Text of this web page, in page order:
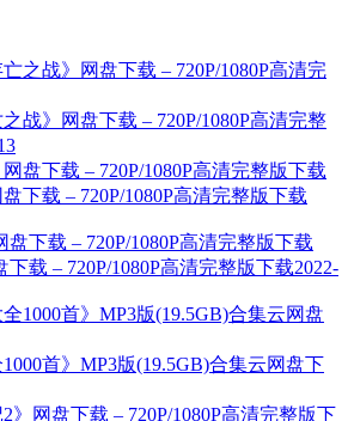
之战》网盘下载 – 720P/1080P高清完整
盘下载 – 720P/1080P高清完整版下载
下载 – 720P/1080P高清完整版下载2022-
1000首》MP3版(19.5GB)合集云网盘下